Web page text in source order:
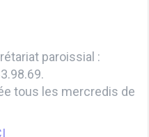
paroissial :
tous les mercredis de